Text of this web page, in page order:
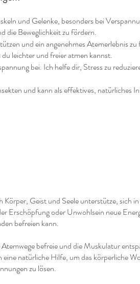
und Gelenke, besonders bei
die Beweglichkeit zu fördern.
und ein angenehmes Atemerlebnis
leichter und freier atmen kannst.
bei. Ich helfe dir, Stress zu
und kann als effektives, natürliches
Geist und Seele unterstütze, sich
Erschöpfung oder Unwohlsein neue
befreien kann.
befreie und die Muskulatur
natürliche Hilfe, um das körperliche
zu lösen.